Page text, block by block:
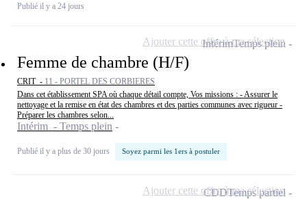
Publié il y a 24 jours
Femme de chambre (H/F)
CRIT - 11 - PORTEL DES CORBIERES
Dans cet établissement SPA où chaque détail compte, Vos missions : - Assurer le
nettoyage et la remise en état des chambres et des parties communes avec rigueur -
Préparer les chambres selon...
Intérim - Temps plein
Publié il y a plus de 30 jours Soyez parmi les 1ers à postuler
IntérimTemps plein
Ajouter cette offre à ma sélection
CDDTemps partiel
Ajouter cette offre à ma sélection